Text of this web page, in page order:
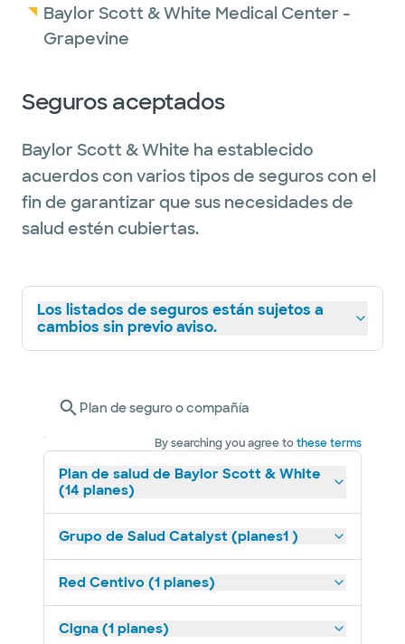
Baylor Scott & White Medical Center -
Grapevine
Seguros aceptados
Baylor Scott & White ha establecido
acuerdos con varios tipos de seguros con el
fin de garantizar que sus necesidades de
salud estén cubiertas.
Los listados de seguros están sujetos a
cambios sin previo aviso.
Plan de seguro o compañía
By searching you agree tothese terms
Plan de salud de Baylor Scott & White
(14 planes)
Grupo de Salud Catalyst (planes1 )
Red Centivo (1 planes)
Cigna (1 planes)